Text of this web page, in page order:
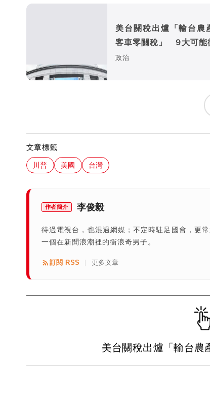
美台關稅出爐「輸台農
客車零關稅」 9大可能
看
政治
文章標籤
川普 美國 台灣
作者簡介 李俊毅
待過電視台，也混過網媒；不定時駐足國會，更
一個在新聞浪潮裡的衝浪奇男子。
訂閱 RSS 更多文章
美台關稅出爐「輸台